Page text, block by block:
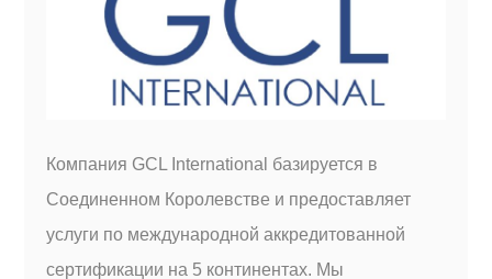
Компания GCL International базируется в
Соединенном Королевстве и предоставляет
услуги по международной аккредитованной
сертификации на 5 континентах. Мы